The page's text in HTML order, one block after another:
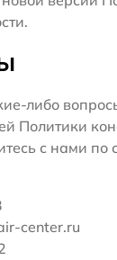
либо
Политики
с нами
center.ru